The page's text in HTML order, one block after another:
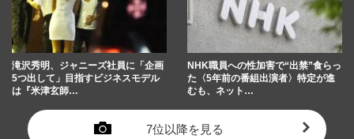
滝沢秀明、ジャニーズ社員に「企画
5つ出して」目指すビジネスモデル
は『米津玄師…
NHK職員への性加害で“出禁”食らっ
た〈5年前の番組出演者〉特定が進
むも、ネット…
7位以降を見る